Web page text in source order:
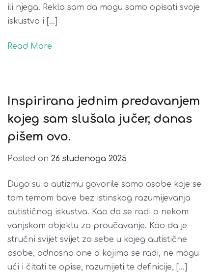
ili njega. Rekla sam da mogu samo opisati svoje
iskustvo i […]
Read More
Inspirirana jednim predavanjem
kojeg sam slušala jučer, danas
pišem ovo.
Posted on 26 studenoga 2025
Dugo su o autizmu govorile samo osobe koje se
tom temom bave bez istinskog razumijevanja
autističnog iskustva. Kao da se radi o nekom
vanjskom objektu za proučavanje. Kao da je
stručni svijet svijet za sebe u kojeg autistične
osobe, odnosno one o kojima se radi, ne mogu
ući i čitati te opise, razumijeti te definicije, […]